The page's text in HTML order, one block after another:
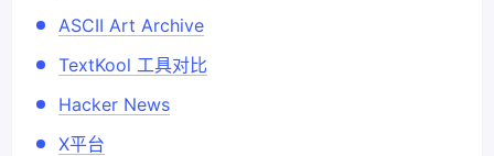
ASCII Art Archive
TextKool 工具对比
Hacker News
X平台